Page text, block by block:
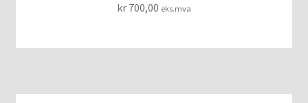
kr 700,00 eks.mva